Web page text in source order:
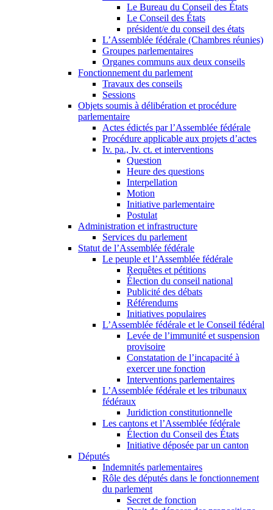
Le Bureau du Conseil des États
Le Conseil des États
président/e du conseil des états
L’Assemblée fédérale (Chambres réunies)
Groupes parlementaires
Organes communs aux deux conseils
Fonctionnement du parlement
Travaux des conseils
Sessions
Objets soumis à délibération et procédure
parlementaire
Actes édictés par l’Assemblée fédérale
Procédure applicable aux projets d’actes
Iv. pa., Iv. ct. et interventions
Question
Heure des questions
Interpellation
Motion
Initiative parlementaire
Postulat
Administration et infrastructure
Services du parlement
Statut de l’Assemblée fédérale
Le peuple et l’Assemblée fédérale
Requêtes et pétitions
Élection du conseil national
Publicité des débats
Référendums
Initiatives populaires
L’Assemblée fédérale et le Conseil fédéral
Levée de l’immunité et suspension
provisoire
Constatation de l’incapacité à
exercer une fonction
Interventions parlementaires
L’Assemblée fédérale et les tribunaux
fédéraux
Juridiction constitutionnelle
Les cantons et l’Assemblée fédérale
Élection du Conseil des États
Initiative déposée par un canton
Députés
Indemnités parlementaires
Rôle des députés dans le fonctionnement
du parlement
Secret de fonction